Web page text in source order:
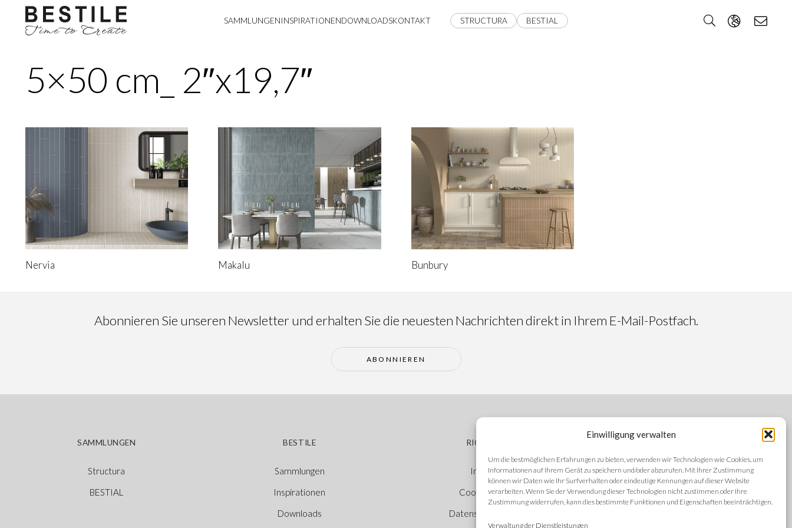
Einwilligung verwalten
Um die bestmöglichen Erfahrungen zu bieten, verwenden wir Technologien wie Cookies, um
Informationen auf Ihrem Gerät zu speichern und/oder abzurufen. Mit Ihrer Zustimmung
können wir Daten wie Ihr Surfverhalten oder eindeutige Kennungen auf dieser Website
verarbeiten. Wenn Sie der Verwendung dieser Technologien nicht zustimmen oder Ihre
Zustimmung widerrufen, kann dies bestimmte Funktionen und Eigenschaften beeinträchtigen.
Verwaltung der Dienstleistungen
SAMMLUNGENINSPIRATIONENDOWNLOADSKONTAKT STRUCTURA BESTIAL
5×50 cm_ 2″x19,7″
Nervia Makalu Bunbury
Abonnieren Sie unseren Newsletter und erhalten Sie die neuesten Nachrichten direkt in Ihrem E-Mail-Postfach.
ABONNIEREN
SAMMLUNGEN
Structura
BESTIAL
BESTILE
Sammlungen
Inspirationen
Downloads
RICHTLINIEN
Impressum
Cookie-Richtlinie
Datenschutzerklärung